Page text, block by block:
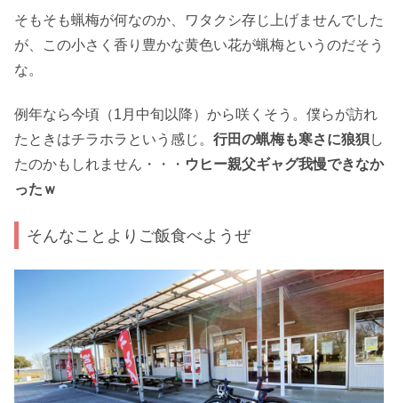
そもそも蝋梅が何なのか、ワタクシ存じ上げませんでした
が、この小さく香り豊かな黄色い花が蝋梅というのだそう
な。
例年なら今頃（1月中旬以降）から咲くそう。僕らが訪れ
たときはチラホラという感じ。 行田の蝋梅も寒さに狼狽 し
たのかもしれません・・・ ウヒー親父ギャグ我慢できなか
ったｗ
そんなことよりご飯食べようぜ